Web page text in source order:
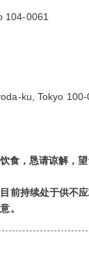
104-0061
ku, Tokyo
，恳请谅解，望
持续处于供不
。